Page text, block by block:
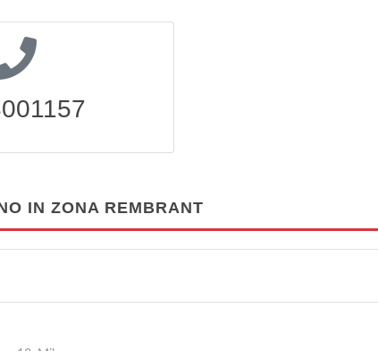
IN ZONA REMBRANT